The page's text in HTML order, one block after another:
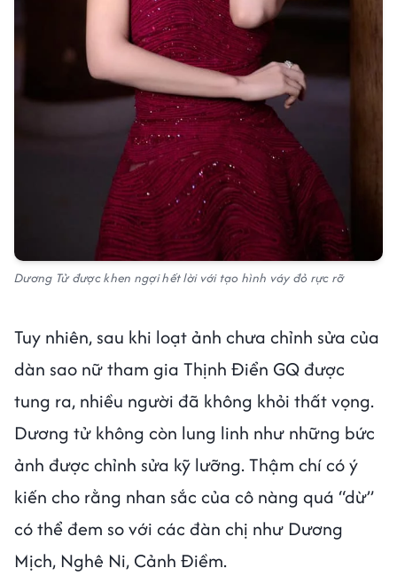
Dương Tử được khen ngợi hết lời với tạo hình váy đỏ rực rỡ
Tuy nhiên, sau khi loạt ảnh chưa chỉnh sửa của
dàn sao nữ tham gia Thịnh Điển GQ được
tung ra, nhiều người đã không khỏi thất vọng.
Dương tử không còn lung linh như những bức
ảnh được chỉnh sửa kỹ lưỡng. Thậm chí có ý
kiến cho rằng nhan sắc của cô nàng quá “dừ”
có thể đem so với các đàn chị như Dương
Mịch, Nghê Ni, Cảnh Điềm.